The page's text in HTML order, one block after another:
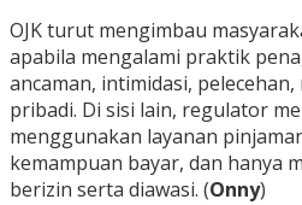
OJK turut mengimbau
apabila mengalami praktik
ancaman, intimidasi,
pribadi. Di sisi lain, regulator
menggunakan layanan
kemampuan bayar, dan hanya
berizin serta diawasi. (Onny)